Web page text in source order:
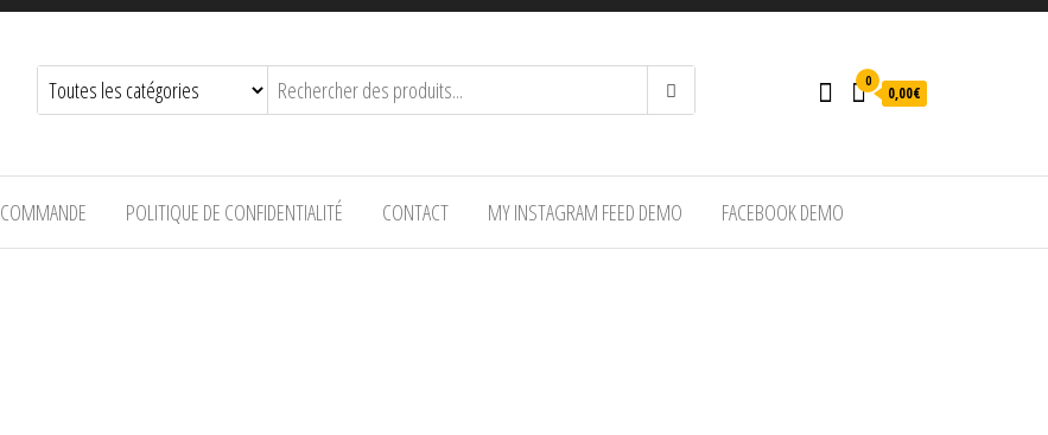
0
0,00€
COMMANDE POLITIQUE DE CONFIDENTIALITÉ CONTACT MY INSTAGRAM FEED DEMO FACEBOOK DEMO